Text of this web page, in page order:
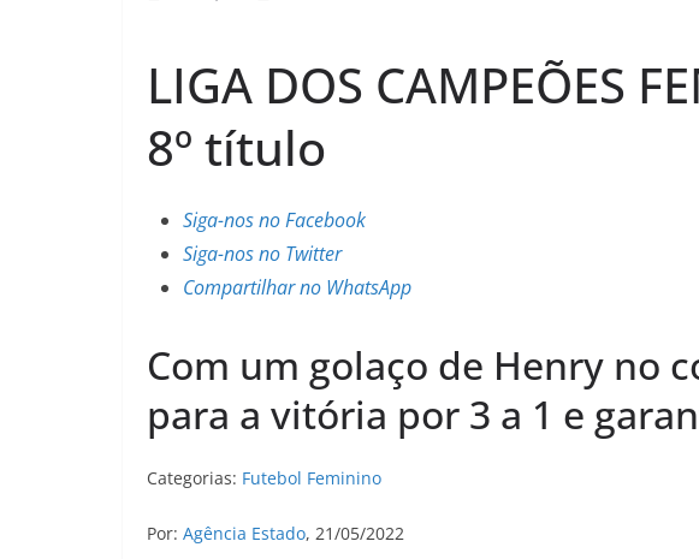
LIGA DOS CAMPEÕES
8º título
Siga-nos no Facebook
Siga-nos no Twitter
Compartilhar no WhatsApp
Com um golaço de Henry no
para a vitória por 3 a 1 e
Categorias: Futebol Feminino
Por: Agência Estado, 21/05/2022